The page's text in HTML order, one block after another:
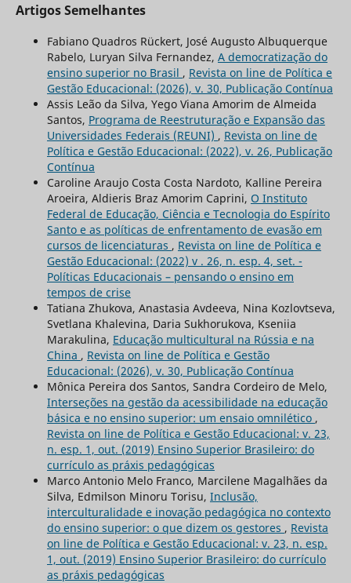
Artigos Semelhantes
Fabiano Quadros Rückert, José Augusto Albuquerque
Rabelo, Luryan Silva Fernandez, A democratização do
ensino superior no Brasil , Revista on line de Política e
Gestão Educacional: (2026), v. 30, Publicação Contínua
Assis Leão da Silva, Yego Viana Amorim de Almeida
Santos, Programa de Reestruturação e Expansão das
Universidades Federais (REUNI) , Revista on line de
Política e Gestão Educacional: (2022), v. 26, Publicação
Contínua
Caroline Araujo Costa Costa Nardoto, Kalline Pereira
Aroeira, Aldieris Braz Amorim Caprini, O Instituto
Federal de Educação, Ciência e Tecnologia do Espírito
Santo e as políticas de enfrentamento de evasão em
cursos de licenciaturas , Revista on line de Política e
Gestão Educacional: (2022) v . 26, n. esp. 4, set. -
Políticas Educacionais – pensando o ensino em
tempos de crise
Tatiana Zhukova, Anastasia Avdeeva, Nina Kozlovtseva,
Svetlana Khalevina, Daria Sukhorukova, Kseniia
Marakulina, Educação multicultural na Rússia e na
China , Revista on line de Política e Gestão
Educacional: (2026), v. 30, Publicação Contínua
Mônica Pereira dos Santos, Sandra Cordeiro de Melo,
Interseções na gestão da acessibilidade na educação
básica e no ensino superior: um ensaio omnilético ,
Revista on line de Política e Gestão Educacional: v. 23,
n. esp. 1, out. (2019) Ensino Superior Brasileiro: do
currículo as práxis pedagógicas
Marco Antonio Melo Franco, Marcilene Magalhães da
Silva, Edmilson Minoru Torisu, Inclusão,
interculturalidade e inovação pedagógica no contexto
do ensino superior: o que dizem os gestores , Revista
on line de Política e Gestão Educacional: v. 23, n. esp.
1, out. (2019) Ensino Superior Brasileiro: do currículo
as práxis pedagógicas